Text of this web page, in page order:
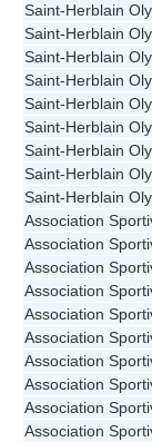
Saint-Herblain
Saint-Herblain
Saint-Herblain
Saint-Herblain
Saint-Herblain
Saint-Herblain
Saint-Herblain
Saint-Herblain
Saint-Herblain
Association
Association
Association
Association
Association
Association
Association
Association
Association
Association